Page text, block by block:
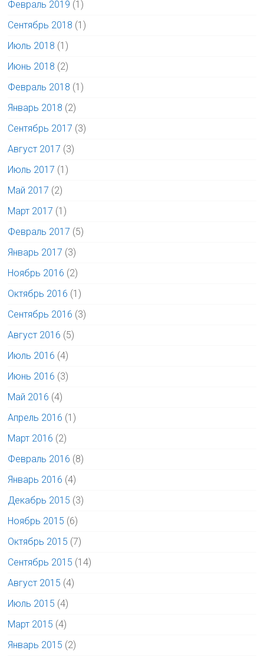
Февраль 2019 (1)
Сентябрь 2018 (1)
Июль 2018 (1)
Июнь 2018 (2)
Февраль 2018 (1)
Январь 2018 (2)
Сентябрь 2017 (3)
Август 2017 (3)
Июль 2017 (1)
Май 2017 (2)
Март 2017 (1)
Февраль 2017 (5)
Январь 2017 (3)
Ноябрь 2016 (2)
Октябрь 2016 (1)
Сентябрь 2016 (3)
Август 2016 (5)
Июль 2016 (4)
Июнь 2016 (3)
Май 2016 (4)
Апрель 2016 (1)
Март 2016 (2)
Февраль 2016 (8)
Январь 2016 (4)
Декабрь 2015 (3)
Ноябрь 2015 (6)
Октябрь 2015 (7)
Сентябрь 2015 (14)
Август 2015 (4)
Июль 2015 (4)
Март 2015 (4)
Январь 2015 (2)